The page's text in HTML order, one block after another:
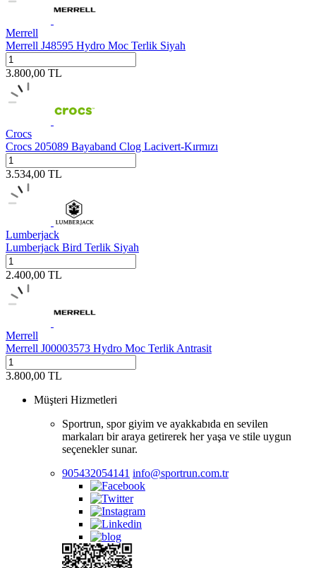
Merrell
Merrell J48595 Hydro Moc Terlik Siyah
3.800,00 TL
Crocs
Crocs 205089 Bayaband Clog Lacivert-Kırmızı
3.534,00 TL
Lumberjack
Lumberjack Bird Terlik Siyah
2.400,00 TL
Merrell
Merrell J00003573 Hydro Moc Terlik Antrasit
3.800,00 TL
Müşteri Hizmetleri
Sportrun, spor giyim ve ayakkabıda en sevilen
markaları bir araya getirerek her yaşa ve stile uygun
seçenekler sunar.
905432054141 info@sportrun.com.tr